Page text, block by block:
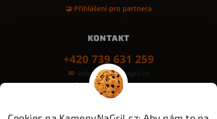
🤝 Přihlášení pro partnera
KONTAKT
+420 739 631 259
info@kamenynagril.cz
Grilovací desky z kamene
GoPay
Odložená platba Platba na třetinky